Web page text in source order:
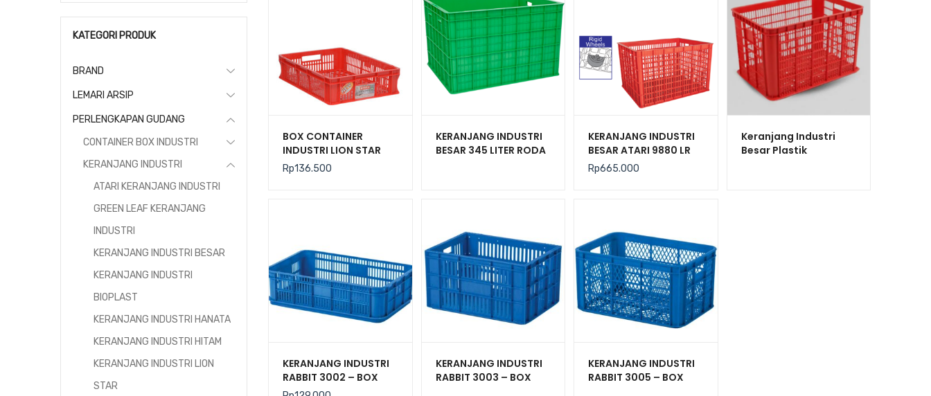
BOX CONTAINER
INDUSTRI LION STAR
TIPE IC-27 FORTE
CRATE 301 UK. 600 x
Rp136.500
KERANJANG INDUSTRI
BESAR 345 LITER RODA
KERANJANG INDUSTRI
BESAR ATARI 9880 LR
UKURAN 100x80x63,6
CM
Rp665.000
Keranjang Industri
Besar Plastik
KERANJANG INDUSTRI
RABBIT 3002 – BOX
PLASTIK CONTAINER
KERANJANG INDUSTRI
RABBIT 3003 – BOX
KERANJANG INDUSTRI
RABBIT 3005 – BOX
terendah
tertinggi
KATEGORI PRODUK
BRAND
LEMARI ARSIP
PERLENGKAPAN GUDANG
CONTAINER BOX INDUSTRI
KERANJANG INDUSTRI
ATARI KERANJANG INDUSTRI
GREEN LEAF KERANJANG
INDUSTRI
KERANJANG INDUSTRI BESAR
KERANJANG INDUSTRI
BIOPLAST
KERANJANG INDUSTRI HANATA
KERANJANG INDUSTRI HITAM
KERANJANG INDUSTRI LION
STAR